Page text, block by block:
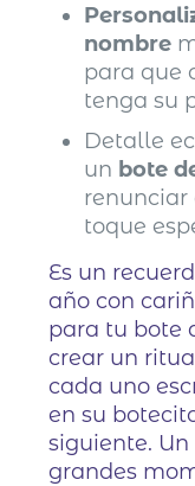
nombre
para que
tenga su
Detalle
un bote
renunciar
toque
Es un
año con
para tu bote
crear un
cada uno
en su
siguiente.
grandes